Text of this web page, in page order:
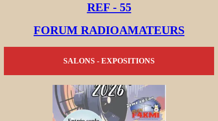
REF - 55
FORUM RADIOAMATEURS
SALONS - EXPOSITIONS